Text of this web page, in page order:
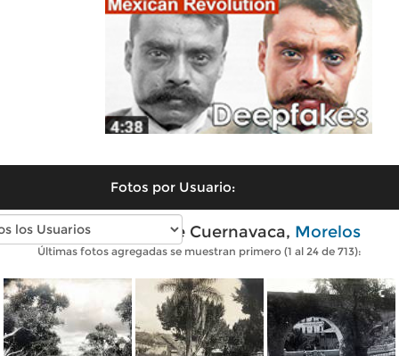
Fotos por Usuario:
Fotos antiguas de Cuernavaca, Morelos
Últimas fotos agregadas se muestran primero (1 al 24 de 713):